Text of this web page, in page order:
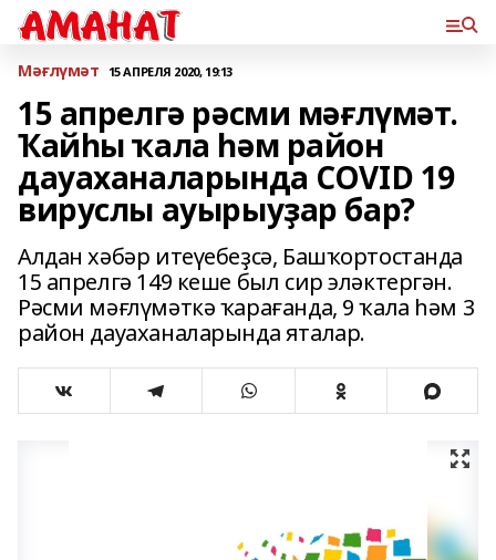
Мәғлүмәт 15 АПРЕЛЯ 2020, 19:13
15 апрелгә рәсми мәғлүмәт.
Ҡайһы ҡала һәм район
дауаханаларында COVID 19
вируслы ауырыуҙар бар?
Алдан хәбәр итеүебеҙсә, Башҡортостанда
15 апрелгә 149 кеше был сир эләктергән.
Рәсми мәғлүмәткә ҡарағанда, 9 ҡала һәм 3
район дауаханаларында яталар.